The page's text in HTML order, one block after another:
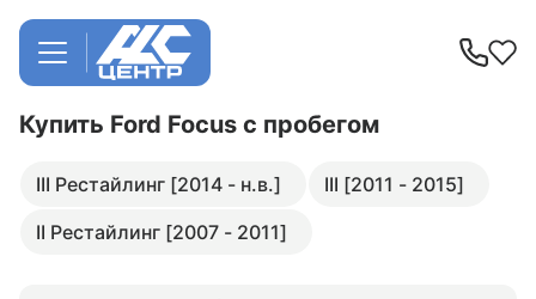
Купить Ford Focus с пробегом
III Рестайлинг [2014 - н.в.]
III [2011 - 2015]
II Рестайлинг [2007 - 2011]